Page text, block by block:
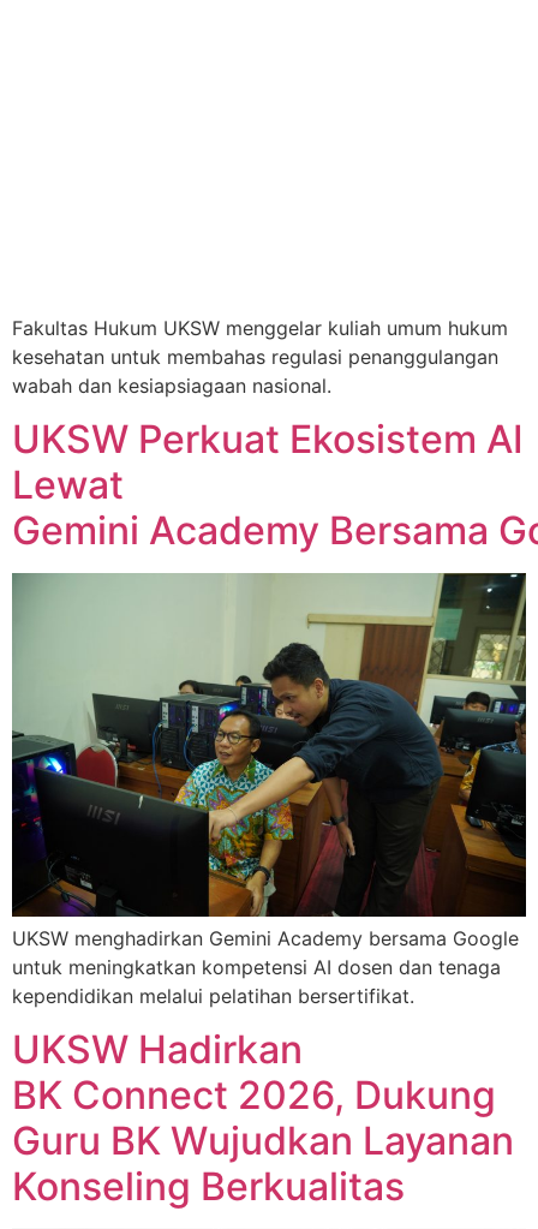
Fakultas Hukum UKSW menggelar kuliah umum hukum
kesehatan untuk membahas regulasi penanggulangan
wabah dan kesiapsiagaan nasional.
UKSW Perkuat Ekosistem AI
Lewat
Gemini Academy Bersama
UKSW menghadirkan Gemini Academy bersama Google
untuk meningkatkan kompetensi AI dosen dan tenaga
kependidikan melalui pelatihan bersertifikat.
UKSW Hadirkan
BK Connect 2026, Dukung
Guru BK Wujudkan Layanan
Konseling Berkualitas